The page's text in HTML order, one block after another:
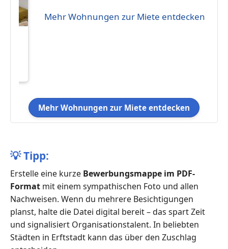
Mehr Wohnungen zur Miete entdecken
Mehr Wohnungen zur Miete entdecken
💡Tipp:
Erstelle eine kurze Bewerbungsmappe im PDF-
Format mit einem sympathischen Foto und allen
Nachweisen. Wenn du mehrere Besichtigungen
planst, halte die Datei digital bereit – das spart Zeit
und signalisiert Organisationstalent. In beliebten
Städten in Erftstadt kann das über den Zuschlag